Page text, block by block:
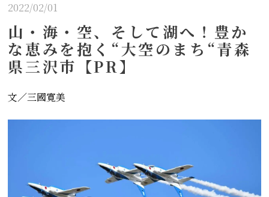
2022/02/01
山・海・空、そして湖へ！豊か
な恵みを抱く“大空のまち“青森
県三沢市【PR】
文／三國寛美